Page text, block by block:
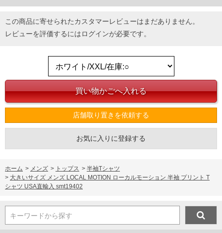
この商品に寄せられたカスタマーレビューはまだありません。
レビューを評価するにはログインが必要です。
店舗取り置きを依頼する
お気に入りに登録する
ホーム > メンズ > トップス > 半袖Tシャツ
> 大きいサイズ メンズ LOCAL MOTION ローカルモーション 半袖 プリント T
シャツ USA直輸入 smt19402
キーワードから探す